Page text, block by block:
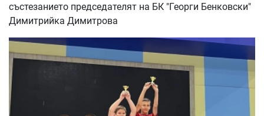
състезанието председателят на БК "Георги Бенковски"
Димитрийка Димитрова